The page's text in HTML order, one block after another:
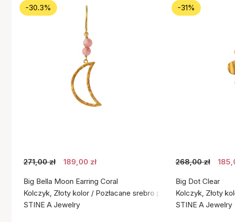
-30.3%
271,00 zł 189,00 zł
Big Bella Moon Earring Coral
Kolczyk, Złoty kolor / Pozłacane srebro próby 925
STINE A Jewelry
-31%
268,00 zł
Big Dot Clear
Kolczyk, Złoty
STINE A Jewelry